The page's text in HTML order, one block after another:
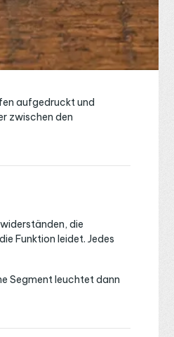
aufgedruckt und
zwischen den
die
Funktion leidet. Jedes
Segment leuchtet dann